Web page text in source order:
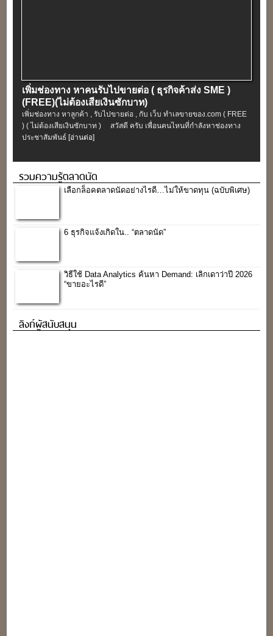
เพิ่มช่องทาง หาคนรับไปขายต่อ ( ธุรกิจค้าส่ง SME )
(FREE)(ไม่ต้องเสียเงินซักบาท)
เพิ่มช่องทาง หาลูกค้า , รับไปขายต่อ , กับ เว็บ ทำเลขายของ.com ( FREE
) ( ไม่ต้องเสียเงินซักบาท ) สวัสดี ครับ เพื่อนคนไหนที่กำลังหาช่องทาง
ประชาสัมพันธ์[อ่านต่อ]
รวมความรู้ตลาดนัด
เลือกล็อคตลาดนัดอย่างไรดี…ไม่ให้ขาดทุน (ฉบับพิเศษ)
6 ธุรกิจแจ้งเกิดใน.. “ตลาดนัด”
วิธีใช้ Data Analytics ค้นหา Demand: เลิกเดาว่าปี 2026
“ขายอะไรดี”
ลิงก์ผู้สนับสนุน